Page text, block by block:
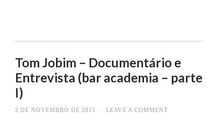
Tom Jobim – Documentário e
Entrevista (bar academia – parte
I)
2 DE NOVEMBRO DE 2015 LEAVE A COMMENT